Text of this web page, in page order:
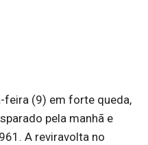
feira (9) em forte queda,
pela manhã e
A reviravolta no